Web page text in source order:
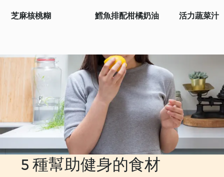
芝麻核桃糊 鱈魚排配柑橘奶油 活力蔬菜汁
5 種幫助健身的食材